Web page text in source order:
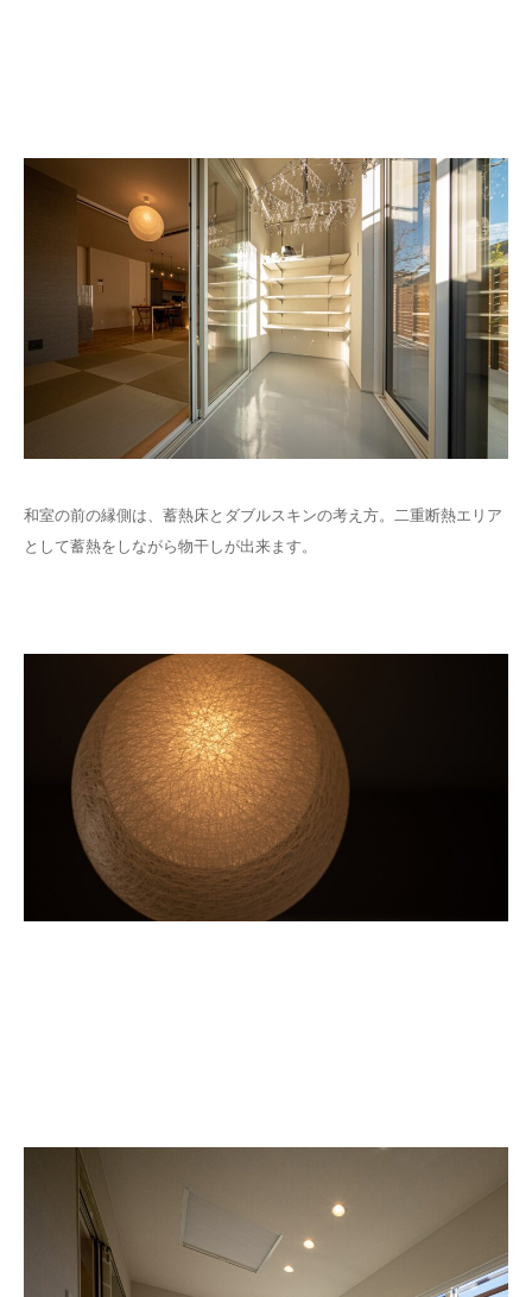
和室の前の縁側は、蓄熱床とダブルスキンの考え方。二重断熱エリア
として蓄熱をしながら物干しが出来ます。